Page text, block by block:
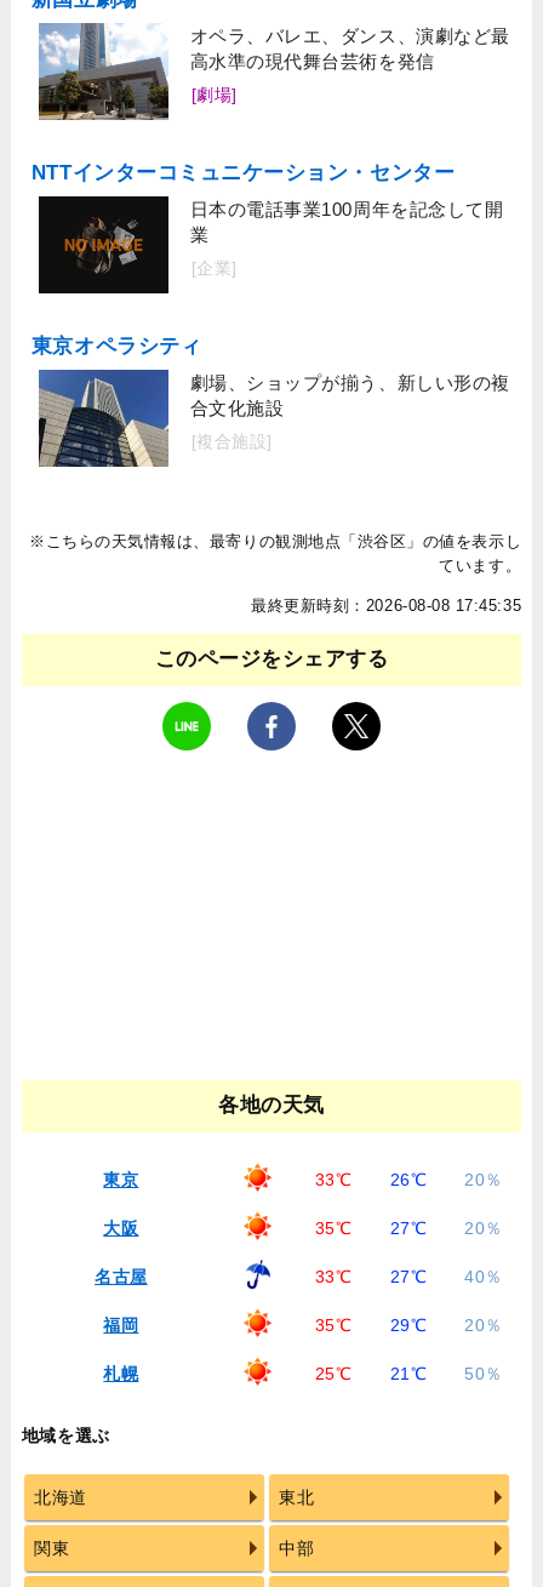
オペラ、バレエ、ダンス、演劇など最
高水準の現代舞台芸術を発信
[劇場]
NTTインターコミュニケーション・センター
日本の電話事業100周年を記念して開
業
[企業]
東京オペラシティ
劇場、ショップが揃う、新しい形の複
合文化施設
[複合施設]
※こちらの天気情報は、最寄りの観測地点「渋谷区」の値を表示し
ています。
最終更新時刻：2026-08-08 17:45:35
このページをシェアする
各地の天気
東京 33℃ 26℃ 20％
大阪 35℃ 27℃ 20％
名古屋 33℃ 27℃ 40％
福岡 35℃ 29℃ 20％
札幌 25℃ 21℃ 50％
地域を選ぶ
北海道 東北
関東 中部